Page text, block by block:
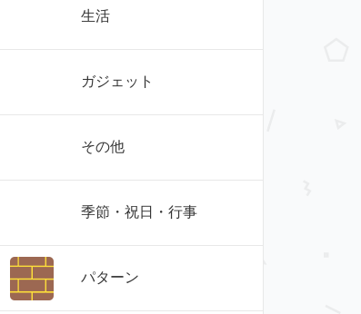
生活
ガジェット
その他
季節・祝日・行事
パターン